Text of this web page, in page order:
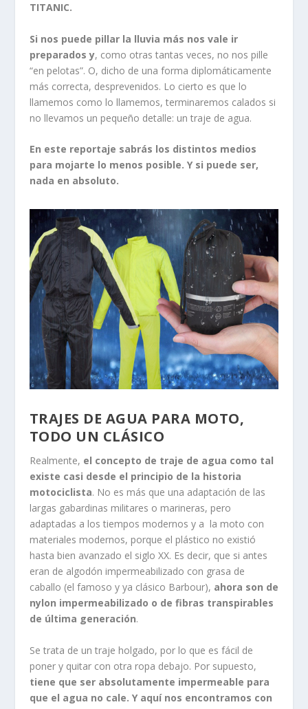
TITANIC.
Si nos puede pillar la lluvia más nos vale ir
preparados y, como otras tantas veces, no nos pille
“en pelotas”. O, dicho de una forma diplomáticamente
más correcta, desprevenidos. Lo cierto es que lo
llamemos como lo llamemos, terminaremos calados si
no llevamos un pequeño detalle: un traje de agua.
En este reportaje sabrás los distintos medios
para mojarte lo menos posible. Y si puede ser,
nada en absoluto.
TRAJES DE AGUA PARA MOTO,
TODO UN CLÁSICO
Realmente, el concepto de traje de agua como tal
existe casi desde el principio de la historia
motociclista. No es más que una adaptación de las
largas gabardinas militares o marineras, pero
adaptadas a los tiempos modernos y a la moto con
materiales modernos, porque el plástico no existió
hasta bien avanzado el siglo XX. Es decir, que si antes
eran de algodón impermeabilizado con grasa de
caballo (el famoso y ya clásico Barbour), ahora son de
nylon impermeabilizado o de fibras transpirables
de última generación.
Se trata de un traje holgado, por lo que es fácil de
poner y quitar con otra ropa debajo. Por supuesto,
tiene que ser absolutamente impermeable para
que el agua no cale. Y aquí nos encontramos con